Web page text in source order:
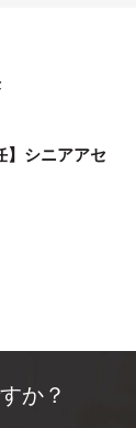
】シニアアセ
か？